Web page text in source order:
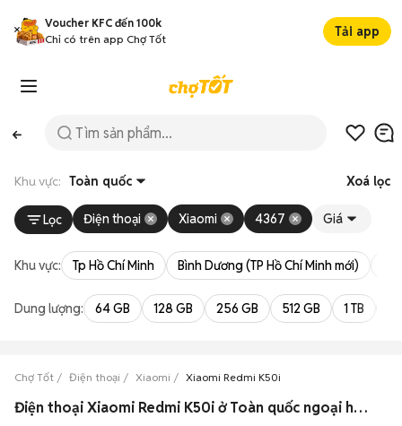
Voucher KFC đến 100k
Chỉ có trên app Chợ Tốt
Tải app
Khu vực: Toàn quốc Xoá lọc
Lọc Điện thoại Xiaomi 4367 Giá
Khu vực: Tp Hồ Chí Minh Bình Dương (TP Hồ Chí Minh mới)
Dung lượng: 64 GB 128 GB 256 GB 512 GB 1 TB
Chợ Tốt Điện thoại Xiaomi Xiaomi Redmi K50i
Điện thoại Xiaomi Redmi K50i ở Toàn quốc ngoại hình đẹp